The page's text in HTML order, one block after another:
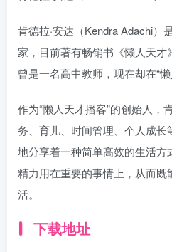
肯德拉·安达（Kendra Adachi）
家，目前著有畅销书《懒人天
曾是一名高中教师，现在却在“懒
作为“懒人天才播客”的创始人，
务、育儿、时间管理、个人成
地分享着一种简单高效的生活
精力用在重要的事情上，从而既
活。
下载地址